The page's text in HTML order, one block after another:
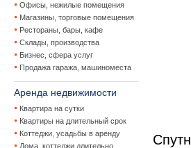
Офисы, нежилые помещения
Магазины, торговые помещения
Рестораны, бары, кафе
Склады, производства
Бизнес, сфера услуг
Продажа гаража, машиноместа
Аренда недвижимости
Квартира на сутки
Квартиры на длительный срок
Коттеджи, усадьбы в аренду
Дома, коттеджи длительно